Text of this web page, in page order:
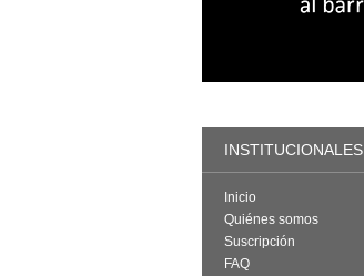
INSTITUCIONALES
Inicio
Quiénes somos
Suscripción
FAQ